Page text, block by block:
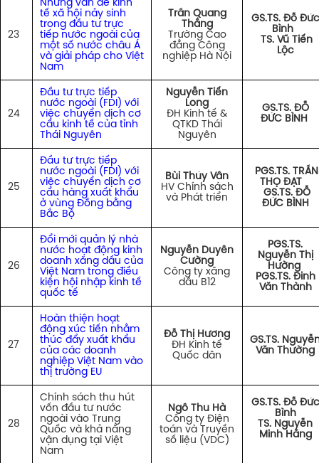
23
Những vấn đề kinh
tế xã hội nảy sinh
trong đầu tư trực
tiếp nước ngoài của
một số nước châu Á
và giải pháp cho Việt
Nam
Trần Quang
Thắng
Trường Cao
đẳng Công
nghiệp Hà Nội
GS.TS. Đỗ Đức
Bình
TS. Vũ Tiến
Lộc
24
Đầu tư trực tiếp
nước ngoài (FDI) với
việc chuyển dịch cơ
cấu kinh tế của tỉnh
Thái Nguyên
Nguyễn Tiến
Long
ĐH Kinh tế &
QTKD Thái
Nguyên
GS.TS. ĐỖ
ĐỨC BÌNH
25
Đầu tư trực tiếp
nước ngoài (FDI) với
việc chuyển dịch cơ
cấu hàng xuất khẩu
ở vùng Đồng bằng
Bắc Bộ
Bùi Thúy Vân
HV Chính sách
và Phát triển
PGS.TS. TRẦN
THỌ ĐẠT
GS.TS. ĐỖ
ĐỨC BÌNH
26
Đổi mới quản lý nhà
nước hoạt động kinh
doanh xăng dầu của
Việt Nam trong điều
kiện hội nhập kinh tế
quốc tế
Nguyễn Duyên
Cường
Công ty xăng
dầu B12
PGS.TS.
Nguyễn Thị
Hường
PGS.TS. Đinh
Văn Thành
27
Hoàn thiện hoạt
động xúc tiến nhằm
thúc đẩy xuất khẩu
của các doanh
nghiệp Việt Nam vào
thị trường EU
Đỗ Thị Hương
ĐH Kinh tế
Quốc dân
GS.TS.
Văn Thường
28
Chính sách thu hút
vốn đầu tư nước
ngoài vào Trung
Quốc và khả năng
vận dụng tại Việt
Nam
Ngô Thu Hà
Công ty Điện
toán và Truyền
số liệu (VDC)
GS.TS. Đỗ Đức
Bình
TS. Nguyễn
Minh Hằng